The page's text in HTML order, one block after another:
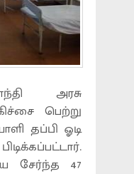
அரசு
பெற்று
தப்பி ஓடி
சேர்ந்த 47